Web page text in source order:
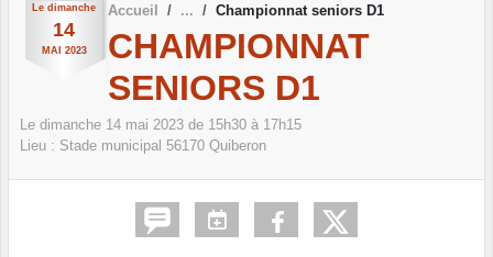
Le dimanche
14
MAI 2023
Accueil Championnat seniors D1
CHAMPIONNAT
SENIORS D1
Le dimanche 14 mai 2023 de 15h30 à 17h15
Lieu : Stade municipal 56170 Quiberon